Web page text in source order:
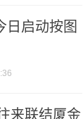
日启动按图
来联结厦金